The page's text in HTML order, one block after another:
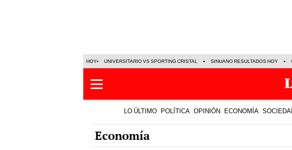
HOY UNIVERSITARIO VS SPORTING CRISTAL SINUANO RESULTADOS HOY
LO ÚLTIMO POLÍTICA OPINIÓN ECONOMÍA
Economía